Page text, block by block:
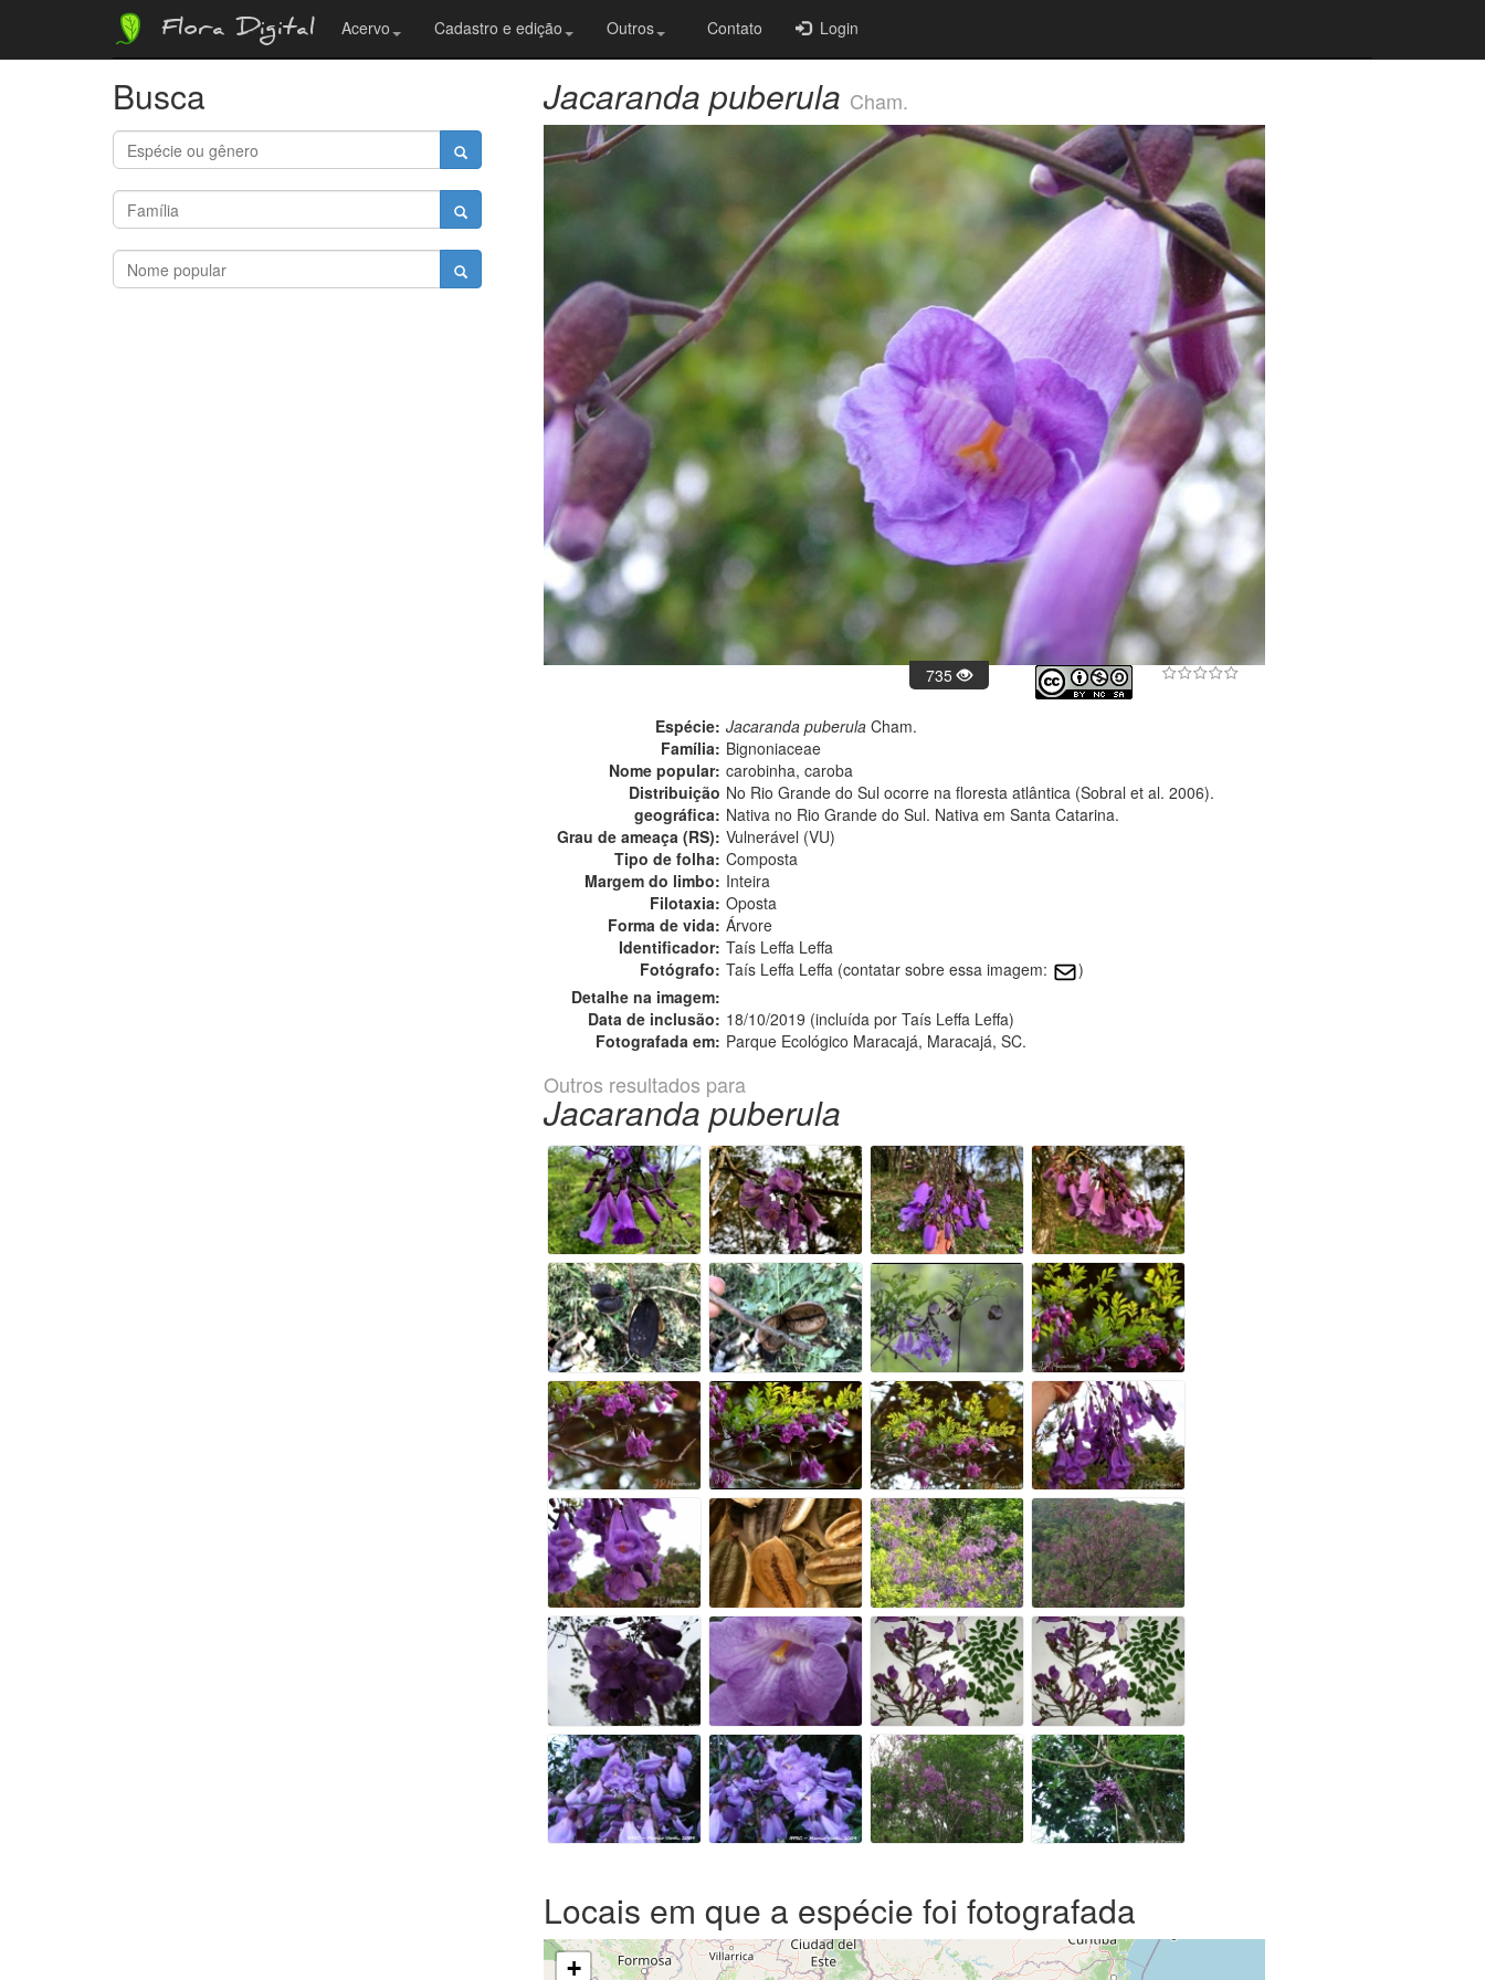
Flora Digital Acervo Cadastro e edição Outros Contato Login
Busca Jacaranda puberula Cham.
735
Espécie: Jacaranda puberula Cham.
Família: Bignoniaceae
Nome popular: carobinha, caroba
Distribuição
geográfica:
No Rio Grande do Sul ocorre na floresta atlântica (Sobral et al. 2006).
Nativa no Rio Grande do Sul. Nativa em Santa Catarina.
Grau de ameaça (RS): Vulnerável (VU)
Tipo de folha: Composta
Margem do limbo: Inteira
Filotaxia: Oposta
Forma de vida: Árvore
Identificador: Taís Leffa Leffa
Fotógrafo: Taís Leffa Leffa (contatar sobre essa imagem:
)
Detalhe na imagem:
Data de inclusão: 18/10/2019 (incluída por Taís Leffa Leffa)
Fotografada em: Parque Ecológico Maracajá, Maracajá, SC.
Outros resultados para
Jacaranda puberula
Locais em que a espécie foi fotografada
+